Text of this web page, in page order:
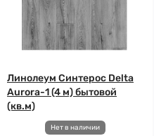
Линолеум Синтерос Delta
Aurora-1 (4 м) бытовой
(кв.м)
Нет в наличии